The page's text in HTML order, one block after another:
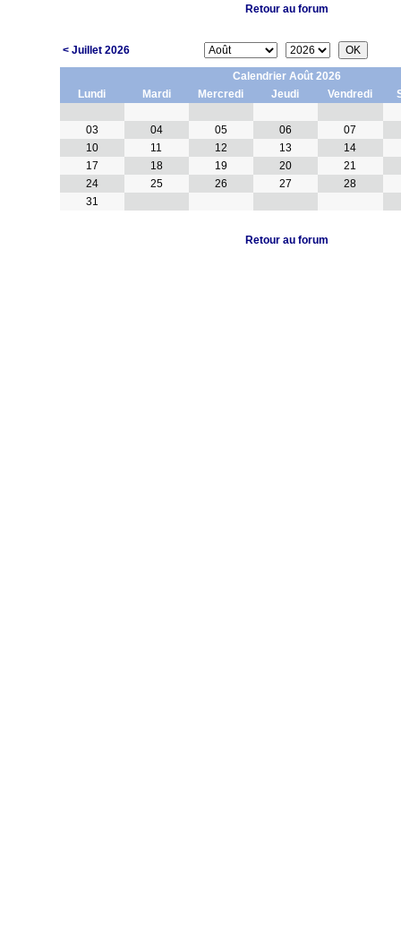
Retour au forum
< Juillet 2026
Calendrier Août 2026
Lundi
Mardi Mercredi Jeudi Vendredi
03 04 05 06
07
10
11 12 13
14
17
18 19 20
21
24
25 26 27
28
31
Retour au forum